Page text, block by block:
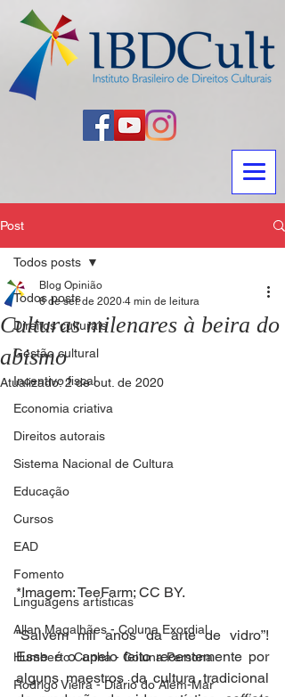
Post
Todos posts
Direitos culturais
Gestão cultural
Incentivo fiscal
Economia criativa
Direitos autorais
Sistema Nacional de Cultura
Educação
Cursos
EAD
Fomento
Linguagens artísticas
Allan Magalhães - Coluna Exordial
Humberto Cunha - Coluna Persona
Rodrigo Vieira - Diário do Além-Mar
Todos posts
Culturas milenares à beira do
abismo
Blog Opinião
6 de set. de 2020 4 min de leitura
Atualizado:2 de out. de 2020
*Imagem: TeeFarm; CC BY.
“Salvem mil anos da arte de vidro”!
Esse é o apelo feito recentemente por
alguns maestros da cultura tradicional